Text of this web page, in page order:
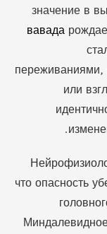
значение в
вавада
или
что опасность